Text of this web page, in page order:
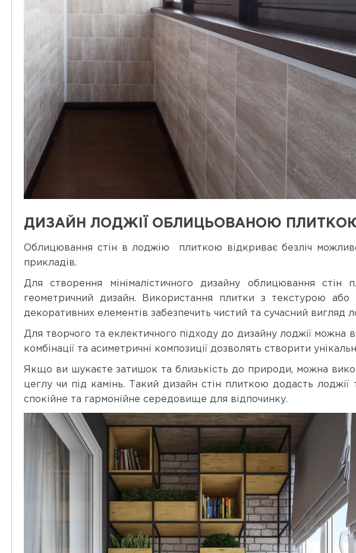
ДИЗАЙН ЛОДЖІЇ ОБЛИЦЬОВАНОЮ ПЛИТКОЮ
Облицювання стін в лоджію плиткою відкриває безліч
прикладів.
Для створення мінімалістичного дизайну облицювання
геометричний дизайн. Використання плитки з текстурою
декоративних елементів забезпечить чистий та сучасний вигляд
Для творчого та еклектичного підходу до дизайну лоджії
комбінації та асиметричні композиції дозволять створити
Якщо ви шукаєте затишок та близькість до природи, можна
цеглу чи під камінь. Такий дизайн стін плиткою додасть
спокійне та гармонійне середовище для відпочинку.